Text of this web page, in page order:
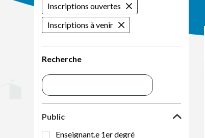
Inscriptions ouvertes
Inscriptions à venir
Recherche
Public
Enseignant.e 1er degré